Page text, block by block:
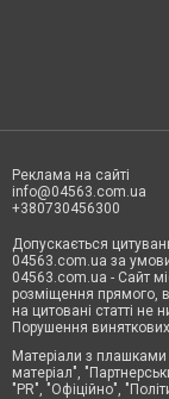
Реклама на сайті
info@04563.com.ua
+380730456300
Допускається
04563.com.ua за
04563.com.ua - Сайт
розміщення прямого,
на цитовані статті не
Порушення
Матеріали з
матеріал",
"PR", "Офіційно",